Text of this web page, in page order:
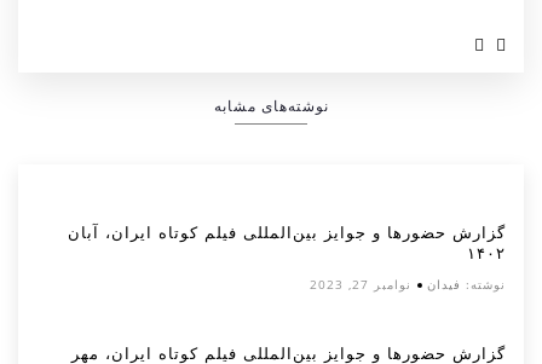
نوشته‌های مشابه
گزارش حضورها و جوایز بین‌المللی فیلم کوتاه ایران، آبان
۱۴۰۲
نوشته: فیدان نوامبر 27, 2023
گزارش حضورها و جوایز بین‌المللی فیلم کوتاه ایران، مهر